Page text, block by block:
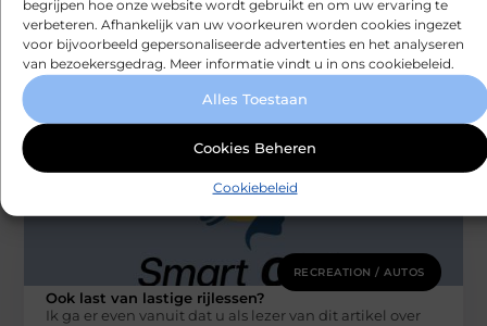
begrijpen hoe onze website wordt gebruikt en om uw ervaring te
verbeteren. Afhankelijk van uw voorkeuren worden cookies ingezet
voor bijvoorbeeld gepersonaliseerde advertenties en het analyseren
van bezoekersgedrag. Meer informatie vindt u in ons cookiebeleid.
Alles Toestaan
Cookies Beheren
Cookiebeleid
gefeest. Studenten hervatten hun wekelijkse
feestweekenden en verjaardagen worden uitgebreider
gevierd
Smartclub
RECREATION / AUTOS
Ook last van lastige rijlessen?
Ik ga er even vanuit dat u als lezer van dit artikel over